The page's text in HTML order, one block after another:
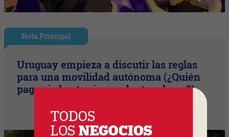
Nota Principal
Uruguay empieza a discutir las reglas
para una movilidad autónoma (¿Quién
paga si el auto sin conductor choca?)